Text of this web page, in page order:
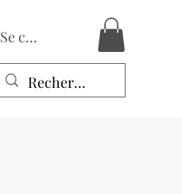
Se connecter